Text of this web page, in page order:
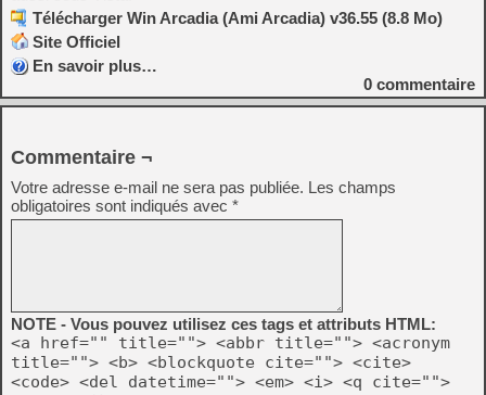
Télécharger Win Arcadia (Ami Arcadia) v36.55 (8.8 Mo)
Site Officiel
En savoir plus…
0 commentaire
Commentaire ¬
Votre adresse e-mail ne sera pas publiée. Les champs
obligatoires sont indiqués avec *
NOTE - Vous pouvez utilisez ces tags et attributs HTML:
<a href="" title=""> <abbr title=""> <acronym
title=""> <b> <blockquote cite=""> <cite>
<code> <del datetime=""> <em> <i> <q cite="">